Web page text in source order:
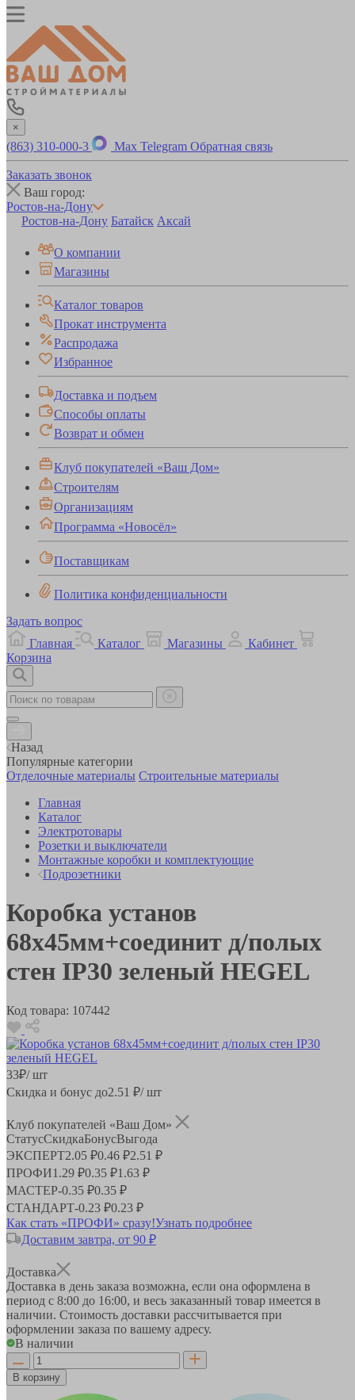
×
(863) 310-000-3 Max Telegram Обратная связь
Заказать звонок
Ваш город:
Ростов-на-Дону
Ростов-на-Дону Батайск Аксай
О компании
Магазины
Каталог товаров
Прокат инструмента
Распродажа
Избранное
Доставка и подъем
Способы оплаты
Возврат и обмен
Клуб покупателей «Ваш Дом»
Строителям
Организациям
Программа «Новосёл»
Поставщикам
Политика конфиденциальности
Задать вопрос
Главная
Каталог Магазины
Кабинет
Корзина
Назад
Популярные категории
Отделочные материалы Строительные материалы
Главная
Каталог
Электротовары
Розетки и выключатели
Монтажные коробки и комплектующие
Подрозетники
Коробка установ
68х45мм+соединит д/полых
стен IP30 зеленый HEGEL
Код товара: 107442
33₽/ шт
Скидка и бонус до2.51 ₽/ шт
Клуб покупателей «Ваш Дом»
СтатусСкидкаБонусВыгода
ЭКСПЕРТ2.05 ₽0.46 ₽2.51 ₽
ПРОФИ1.29 ₽0.35 ₽1.63 ₽
МАСТЕР-0.35 ₽0.35 ₽
СТАНДАРТ-0.23 ₽0.23 ₽
Как стать «ПРОФИ» сразу!Узнать подробнее
Доставим завтра, от 90 ₽
Доставка
Доставка в день заказа возможна, если она оформлена в
период с 8:00 до 16:00, и весь заказанный товар имеется в
наличии. Стоимость доставки рассчитывается при
оформлении заказа по вашему адресу.
В наличии
В корзину